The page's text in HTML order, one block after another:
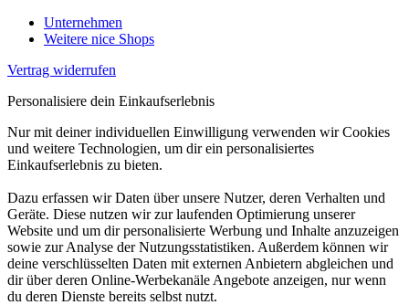
Unternehmen
Weitere nice Shops
Vertrag widerrufen
Personalisiere dein Einkaufserlebnis
Nur mit deiner individuellen Einwilligung verwenden wir Cookies
und weitere Technologien, um dir ein personalisiertes
Einkaufserlebnis zu bieten.
Dazu erfassen wir Daten über unsere Nutzer, deren Verhalten und
Geräte. Diese nutzen wir zur laufenden Optimierung unserer
Website und um dir personalisierte Werbung und Inhalte anzuzeigen
sowie zur Analyse der Nutzungsstatistiken. Außerdem können wir
deine verschlüsselten Daten mit externen Anbietern abgleichen und
dir über deren Online-Werbekanäle Angebote anzeigen, nur wenn
du deren Dienste bereits selbst nutzt.